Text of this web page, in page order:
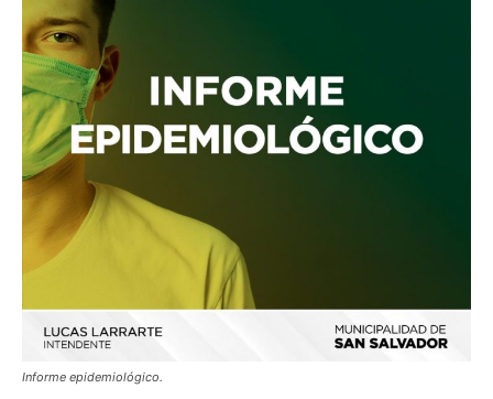
Informe epidemiológico.